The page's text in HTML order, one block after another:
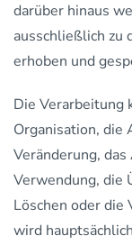
darüber hinaus
ausschließlich zu
erhoben und
Die Verarbeitung
Organisation, die
Veränderung,
Verwendung, die
Löschen oder die
wird